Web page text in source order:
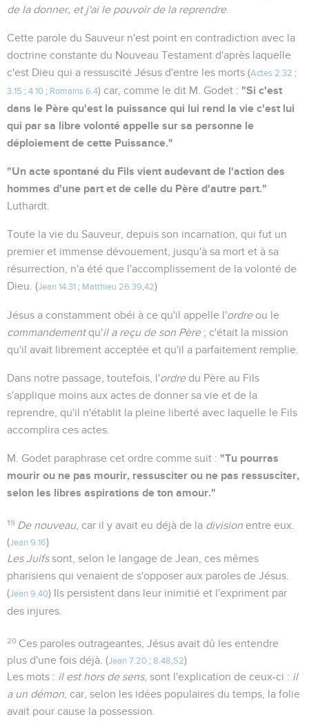
de la donner, et j'ai le pouvoir de la reprendre.
Cette parole du Sauveur n'est point en contradiction avec la
doctrine constante du Nouveau Testament d'après laquelle
c'est Dieu qui a ressuscité Jésus d'entre les morts (Actes 2.32 ;
3.15 ; 4.10 ; Romains 6.4) car, comme le dit M. Godet : "Si c'est
dans le Père qu'est la puissance qui lui rend la vie c'est lui
qui par sa libre volonté appelle sur sa personne le
déploiement de cette Puissance."
"Un acte spontané du Fils vient audevant de l'action des
hommes d'une part et de celle du Père d'autre part."
Luthardt.
Toute la vie du Sauveur, depuis son incarnation, qui fut un
premier et immense dévouement, jusqu'à sa mort et à sa
résurrection, n'a été que l'accomplissement de la volonté de
Dieu. (Jean 14.31 ; Matthieu 26.39 42)
Jésus a constamment obéi à ce qu'il appelle l'ordreou le
commandementqu'il a reçu de son Père; c'était la mission
qu'il avait librement acceptée et qu'il a parfaitement remplie.
Dans notre passage, toutefois, l'ordredu Père au Fils
s'applique moins aux actes de donner sa vie et de la
reprendre, qu'il n'établit la pleine liberté avec laquelle le Fils
accomplira ces actes.
M. Godet paraphrase cet ordre comme suit : "Tu pourras
mourir ou ne pas mourir, ressusciter ou ne pas ressusciter,
selon les libres aspirations de ton amour."
19 De nouveau, car il y avait eu déjà de la division entre eux.
(Jean 9.16)
Les Juifssont, selon le langage de Jean, ces mêmes
pharisiens qui venaient de s'opposer aux paroles de Jésus.
(Jean 9.40) Ils persistent dans leur inimitié et l'expriment par
des injures.
20 Ces paroles outrageantes, Jésus avait dû les entendre
plus d'une fois déjà. (Jean 7.20 ; 8.48 52)
Les mots : il est hors de sens, sont l'explication de ceux-ci : il
a un démon , car, selon les idées populaires du temps, la folie
avait pour cause la possession.